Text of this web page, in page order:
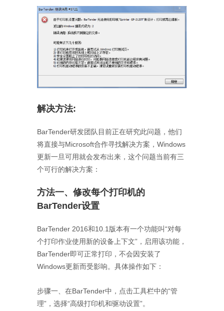
解决方法:
BarTender研发团队目前正在研究此问题，他们
将直接与Microsoft合作寻找解决方案，Windows
更新一旦可用就会发布出来，这个问题当前有三
个可行的解决方案：
方法一、修改每个打印机的
BarTender设置
BarTender 2016和10.1版本有一个功能叫“对每
个打印作业使用新的设备上下文”，启用该功能，
BarTender即可正常打印，不会因安装了
Windows更新而受影响。具体操作如下：
步骤一、在BarTender中，点击工具栏中的“管
理”，选择“高级打印机和驱动设置”。